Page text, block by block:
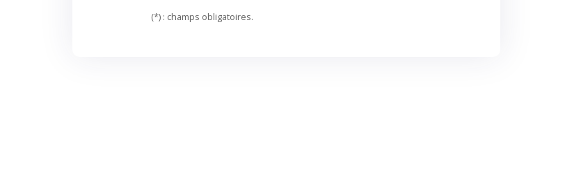
(*) : champs obligatoires.